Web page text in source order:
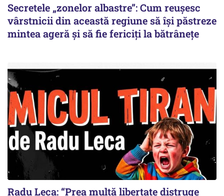
Secretele „zonelor albastre”: Cum reușesc
vârstnicii din această regiune să își păstreze
mintea ageră și să fie fericiți la bătrânețe
Radu Leca: “Prea multă libertate distruge